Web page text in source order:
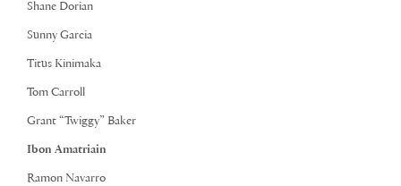
Shane Dorian
Sunny Garcia
Titus Kinimaka
Tom Carroll
Grant “Twiggy” Baker
Ibon Amatriain
Ramon Navarro